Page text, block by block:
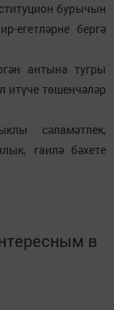
бурычын
егетләрне бергә
антына тугры
итүче төшенчәләр
сәламәтлек,
гаилә бәхете
в